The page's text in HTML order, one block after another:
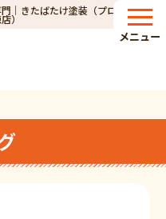
｜きたばたけ塗装（プロタイム
）
メニュー